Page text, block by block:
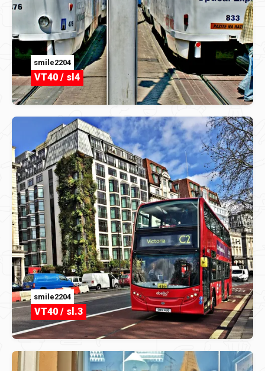
smile2204
VT40 / sl4
smile2204
VT40 / sl.3